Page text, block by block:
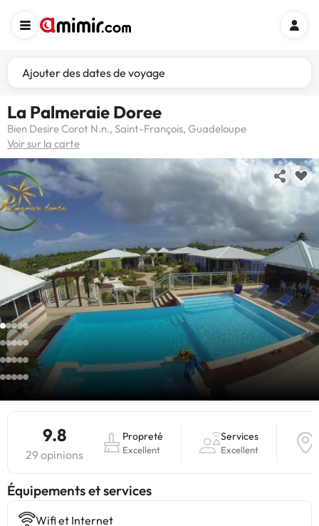
Ajouter des dates de voyage
La Palmeraie Doree
Bien Desire Corot N.n., Saint-François, Guadeloupe
Voir sur la carte
9.8
29 opinions
Propreté
Excellent
Services
Excellent
​Équipements et services
Wifi et Internet